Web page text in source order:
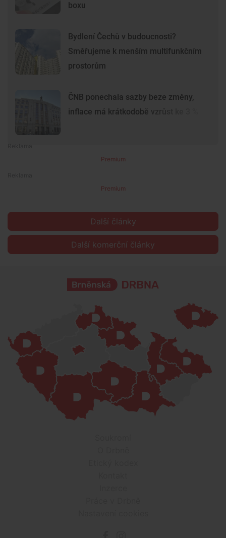
boxu
Bydlení Čechů v budoucnosti?
Směřujeme k menším multifunkčním
prostorům
ČNB ponechala sazby beze změny,
inflace má krátkodobě vzrůst ke 3 %
Premium
Premium
Další články
Další komerční články